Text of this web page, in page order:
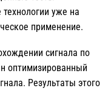
уже на
применение.
сигнала по
оптимизированный
Результаты этого